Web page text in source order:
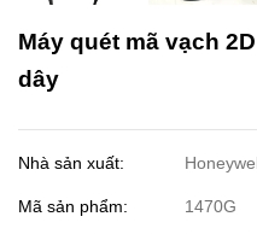
Máy quét mã vạch
dây
Nhà sản xuất:
Mã sản phẩm:
1470G